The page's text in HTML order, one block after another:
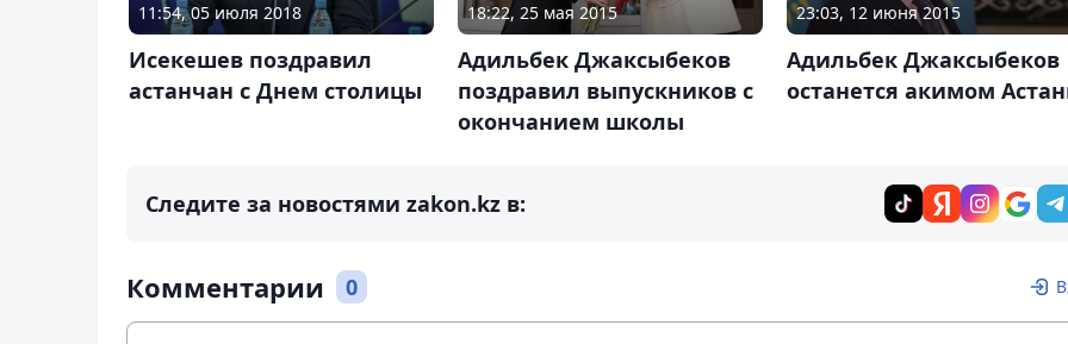
11:54, 05 июля 2018
Исекешев поздравил
астанчан с Днем столицы
18:22, 25 мая 2015
Адильбек Джаксыбеков
поздравил выпускников с
окончанием школы
23:03, 12 июня 2015
Адильбек Джаксыбеков
останется акимом
Следите за новостями zakon.kz в:
Комментарии 0